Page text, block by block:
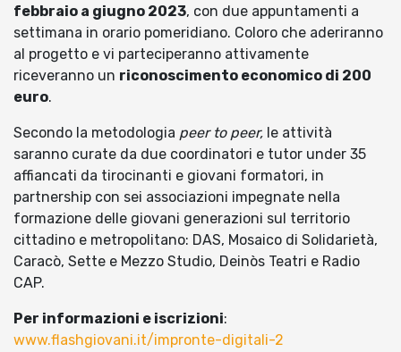
febbraio a giugno 2023, con due appuntamenti a
settimana in orario pomeridiano. Coloro che aderiranno
al progetto e vi parteciperanno attivamente
riceveranno un riconoscimento economico di 200
euro.
Secondo la metodologia peer to peer, le attività
saranno curate da due coordinatori e tutor under 35
affiancati da tirocinanti e giovani formatori, in
partnership con sei associazioni impegnate nella
formazione delle giovani generazioni sul territorio
cittadino e metropolitano: DAS, Mosaico di Solidarietà,
Caracò, Sette e Mezzo Studio, Deinòs Teatri e Radio
CAP.
Per informazioni e iscrizioni:
www.flashgiovani.it/impronte-digitali-2